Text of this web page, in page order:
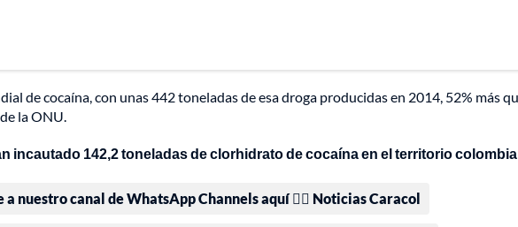
de cocaína, con unas 442 toneladas de esa droga producidas en 2014, 52% más
la ONU.
incautado 142,2 toneladas de clorhidrato de cocaína en el territorio
a nuestro canal de WhatsApp Channels aquí 👉🏻 Noticias Caracol